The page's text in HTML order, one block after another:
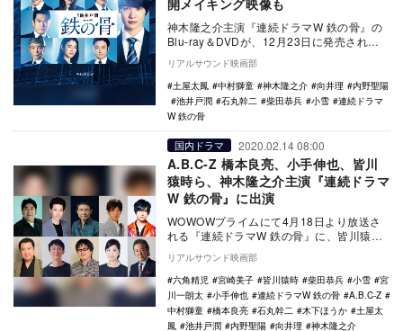
開メイキング映像も
神木隆之介主演『連続ドラマW 鉄の骨』の
Blu-ray＆DVDが、12月23日に発売される
ことが決定した。 本作は、累計発行…
リアルサウンド映画部
土屋太鳳
中村獅童 神木隆之介 向井理
内野聖陽
池井戸潤
石丸幹二 柴田恭兵 小雪
連続ドラマ
W 鉄の骨
国内ドラマ 2020.02.14 08:00
A.B.C-Z 橋本良亮、小手伸也、皆川
猿時ら、神木隆之介主演『連続ドラマ
W 鉄の骨』に出演
WOWOWプライムにて4月18日より放送さ
れる『連続ドラマW 鉄の骨』に、皆川猿
時、宮川一朗太、木下ほうか、長谷川朝
晴、橋本良亮…
リアルサウンド映画部
六角精児
宮崎美子 皆川猿時 柴田恭兵 小雪
宮
川一朗太
小手伸也 連続ドラマW 鉄の骨
A.B.C-Z
中村獅童
橋本良亮 石丸幹二 木下ほうか
土屋太
鳳
池井戸潤 内野聖陽 向井理 神木隆之介